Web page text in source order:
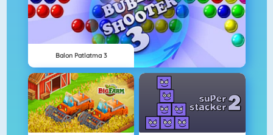
Balon Patlatma 3